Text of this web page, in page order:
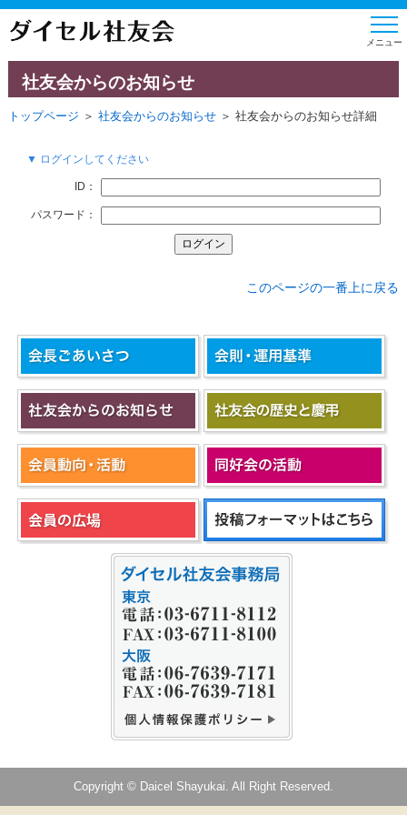
社友会からのお知らせ
トップページ ＞ 社友会からのお知らせ＞ 社友会からのお知らせ詳細
▼ ログインしてください
ID：
パスワード：
このページの一番上に戻る
Copyright © Daicel Shayukai. All Right Reserved.